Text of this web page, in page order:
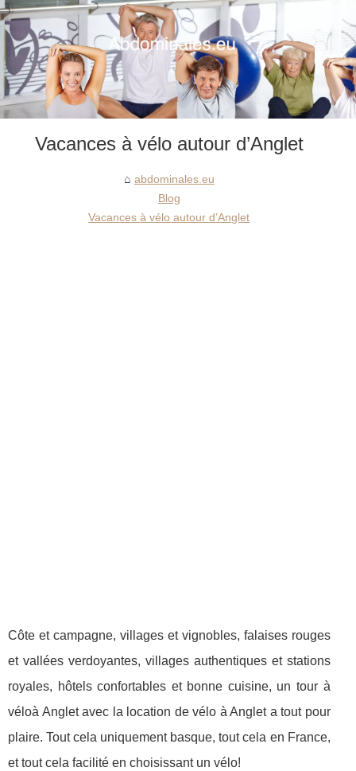
Vacances à vélo autour d’Anglet
abdominales.eu
Blog
Vacances à vélo autour d’Anglet
Côte et campagne, villages et vignobles, falaises rouges
et vallées verdoyantes, villages authentiques et stations
royales, hôtels confortables et bonne cuisine, un tour à
véloà Anglet avec la location de vélo à Anglet a tout pour
plaire. Tout cela uniquement basque, tout cela en France,
et tout cela facilité en choisissant un vélo!